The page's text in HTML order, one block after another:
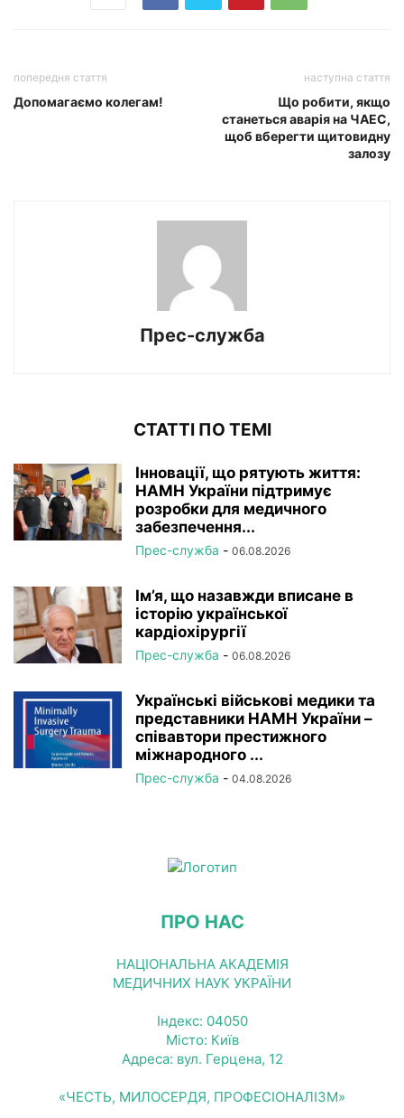
попередня стаття
Допомагаємо колегам!
наступна стаття
Що робити, якщо
станеться аварія на ЧАЕС,
щоб вберегти щитовидну
залозу
Прес-служба
СТАТТІ ПО ТЕМІ
Інновації, що рятують життя:
НАМН України підтримує
розробки для медичного
забезпечення...
Прес-служба - 06.08.2026
Ім’я, що назавжди вписане в
історію української
кардіохірургії
Прес-служба - 06.08.2026
Українські військові медики та
представники НАМН України –
співавтори престижного
міжнародного ...
Прес-служба - 04.08.2026
ПРО НАС
НАЦІОНАЛЬНА АКАДЕМІЯ
МЕДИЧНИХ НАУК УКРАЇНИ
Індекс: 04050
Місто: Київ
Адреса: вул. Герцена, 12
«ЧЕСТЬ, МИЛОСЕРДЯ, ПРОФЕСІОНАЛІЗМ»